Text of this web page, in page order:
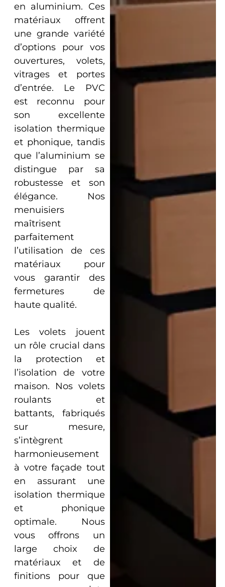
en aluminium. Ces
matériaux offrent
une grande variété
d’options pour vos
ouvertures, volets,
vitrages et portes
d’entrée. Le PVC
est reconnu pour
son excellente
isolation thermique
et phonique, tandis
que l’aluminium se
distingue par sa
robustesse et son
élégance. Nos
menuisiers
maîtrisent
parfaitement
l’utilisation de ces
matériaux pour
vous garantir des
fermetures de
haute qualité.
Les volets jouent
un rôle crucial dans
la protection et
l’isolation de votre
maison. Nos volets
roulants et
battants, fabriqués
sur mesure,
s’intègrent
harmonieusement
à votre façade tout
en assurant une
isolation thermique
et phonique
optimale. Nous
vous offrons un
large choix de
matériaux et de
finitions pour que